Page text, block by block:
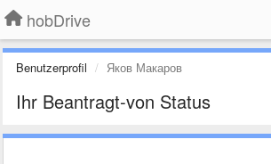
hobDrive
Benutzerprofil Яков Макаров
Ihr Beantragt-von Status